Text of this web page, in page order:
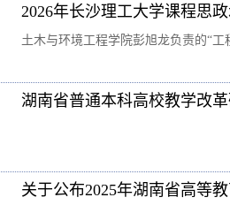
2026年长沙理工大学课程思
土木与环境工程学院彭旭龙负责的“
湖南省普通本科高校教学改
关于公布2025年湖南省高等